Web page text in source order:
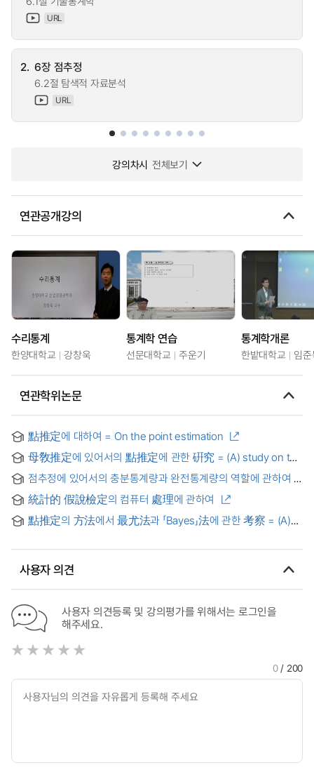
URL
2. 6장 점추정
6.2절 탐색적 자료분석
URL
강의차시 전체보기
연관공개강의
수리통계
한양대학교 강창욱
통계학 연습
선문대학교 주운기
통계학개론
한밭대학교 임
연관학위논문
點推定에 대하여 = On the point estimation
母敎推定에 있어서의 點推定에 관한 硏究 = (A) study on the
점추정에 있어서의 충분통계량과 완전통계량의 역할에 관하여 :
On a role of sufficient and complete statistics in point
estimation
統計的 假說檢定의 컴퓨터 處理에 관하여
點推定의 方法에서 最尤法과 「Bayes」法에 관한 考察 = (A)
사용자 의견
사용자 의견등록 및 강의평가를 위해서는 로그인을
해주세요.
0/ 200